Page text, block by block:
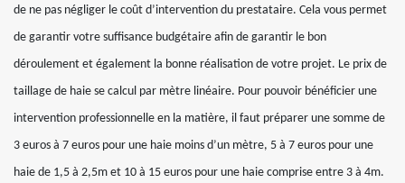
de ne pas négliger le coût d’intervention du prestataire. Cela vous permet
de garantir votre suffisance budgétaire afin de garantir le bon
déroulement et également la bonne réalisation de votre projet. Le prix de
taillage de haie se calcul par mètre linéaire. Pour pouvoir bénéficier une
intervention professionnelle en la matière, il faut préparer une somme de
3 euros à 7 euros pour une haie moins d’un mètre, 5 à 7 euros pour une
haie de 1,5 à 2,5m et 10 à 15 euros pour une haie comprise entre 3 à 4m.